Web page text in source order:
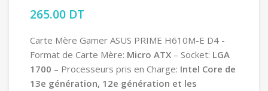
265.00 DT
Carte Mère Gamer ASUS PRIME H610M-E D4 -
Format de Carte Mère: Micro ATX – Socket: LGA
1700 – Processeurs pris en Charge: Intel Core de
13e génération, 12e génération et les